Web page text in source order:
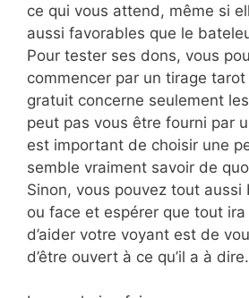
ce qui vous attend, même si
aussi favorables que le
Pour tester ses dons, vous
commencer par un tirage
gratuit concerne seulement
peut pas vous être fourni par
est important de choisir une
semble vraiment savoir de
Sinon, vous pouvez tout aussi
ou face et espérer que tout
d’aider votre voyant est de
d’être ouvert à ce qu’il a à dire.